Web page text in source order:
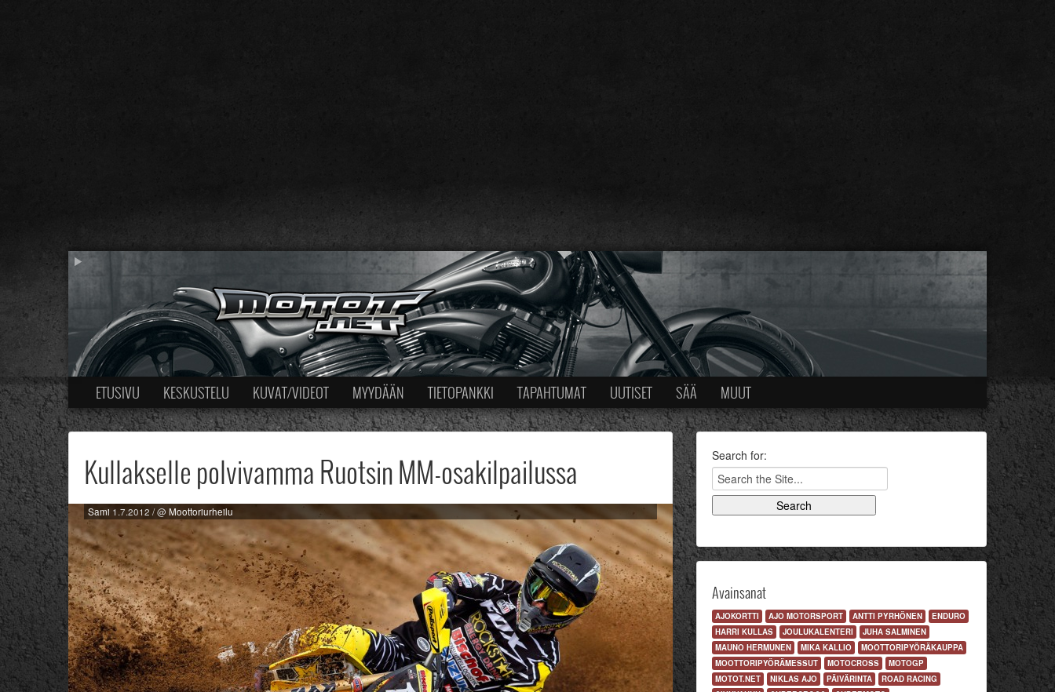
ETUSIVU KESKUSTELU KUVAT/VIDEOT MYYDÄÄN TIETOPANKKI TAPAHTUMAT UUTISET SÄÄ MUUT
Kullakselle polvivamma Ruotsin MM-osakilpailussa
Sami 1.7.2012 / @ Moottoriurheilu
Search for:
Avainsanat
AJOKORTTI AJO MOTORSPORT ANTTI PYRHÖNEN
ENDURO
HARRI KULLAS
JOULUKALENTERI
JUHA SALMINEN
MAUNO HERMUNEN
MIKA KALLIO
MOOTTORIPYÖRÄKAUPPA
MOOTTORIPYÖRÄMESSUT
MOTOCROSS
MOTOGP
MOTOT.NET
NIKLAS AJO PÄIVÄRINTA
ROAD RACING